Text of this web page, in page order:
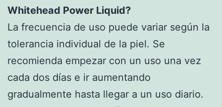
Whitehead Power Liquid?
La frecuencia de uso puede variar según la
tolerancia individual de la piel. Se
recomienda empezar con un uso una vez
cada dos días e ir aumentando
gradualmente hasta llegar a un uso diario.